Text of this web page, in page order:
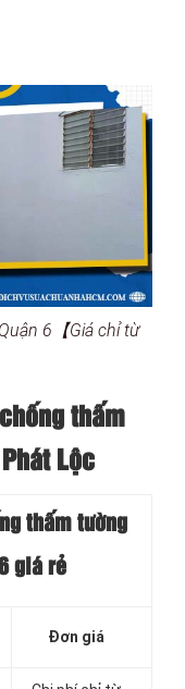
6【Giá chỉ từ
thấm
Lộc
thấm tường
giá rẻ
Đơn giá